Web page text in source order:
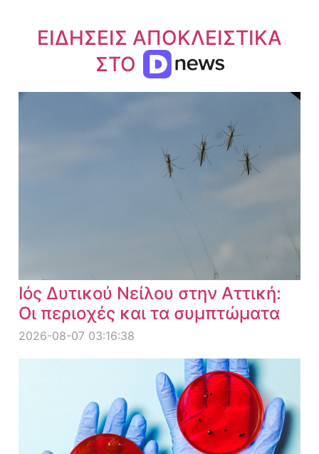
ΕΙΔΗΣΕΙΣ ΑΠΟΚΛΕΙΣΤΙΚΑ
ΣΤΟ
Ιός Δυτικού Νείλου στην Αττική:
Οι περιοχές και τα συμπτώματα
2026-08-07 03:16:38